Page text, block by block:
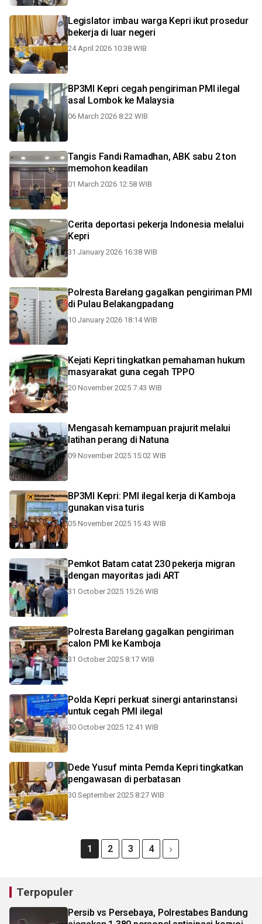
Legislator imbau warga Kepri ikut prosedur
bekerja di luar negeri
24 April 2026 10:38 WIB
BP3MI Kepri cegah pengiriman PMI ilegal
asal Lombok ke Malaysia
06 March 2026 8:22 WIB
Tangis Fandi Ramadhan, ABK sabu 2 ton
memohon keadilan
01 March 2026 12:58 WIB
Cerita deportasi pekerja Indonesia melalui
Kepri
31 January 2026 16:38 WIB
Polresta Barelang gagalkan pengiriman PMI
di Pulau Belakangpadang
10 January 2026 18:14 WIB
Kejati Kepri tingkatkan pemahaman hukum
masyarakat guna cegah TPPO
20 November 2025 7:43 WIB
Mengasah kemampuan prajurit melalui
latihan perang di Natuna
09 November 2025 15:02 WIB
BP3MI Kepri: PMI ilegal kerja di Kamboja
gunakan visa turis
05 November 2025 15:43 WIB
Pemkot Batam catat 230 pekerja migran
dengan mayoritas jadi ART
31 October 2025 15:26 WIB
Polresta Barelang gagalkan pengiriman
calon PMI ke Kamboja
31 October 2025 8:17 WIB
Polda Kepri perkuat sinergi antarinstansi
untuk cegah PMI ilegal
30 October 2025 12:41 WIB
Dede Yusuf minta Pemda Kepri tingkatkan
pengawasan di perbatasan
30 September 2025 8:27 WIB
1 2 3 4
Terpopuler
Persib vs Persebaya, Polrestabes Bandung